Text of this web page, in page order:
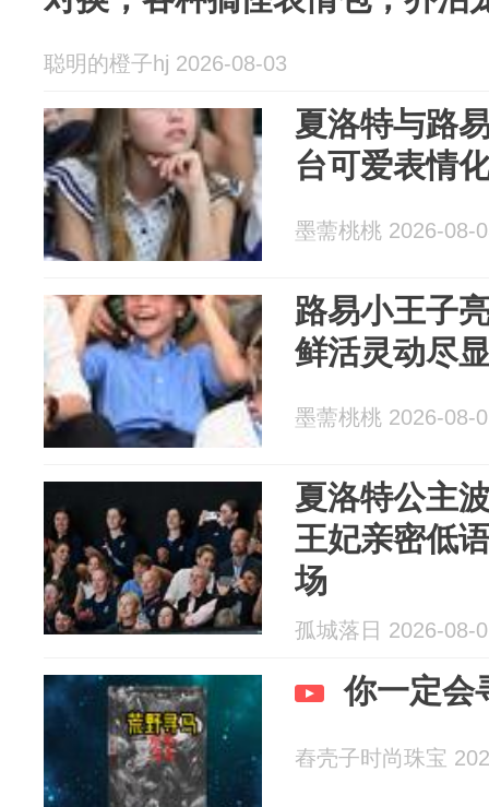
聪明的橙子hj 2026-08-03
夏洛特与路
台可爱表情
墨薷桃桃 2026-08-
路易小王子
鲜活灵动尽
墨薷桃桃 2026-08-
夏洛特公主
王妃亲密低
场
孤城落日 2026-08-
你一定会
舂壳子时尚珠宝